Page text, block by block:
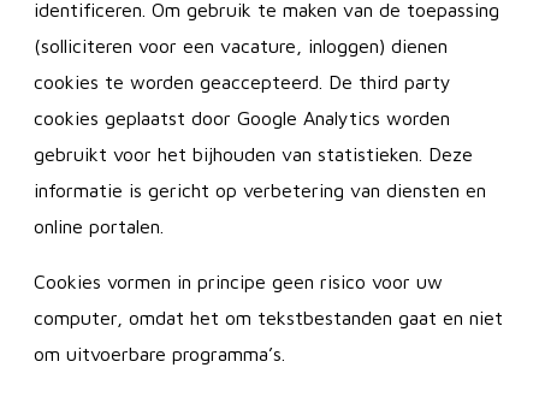
identificeren. Om gebruik te maken van de toepassing
(solliciteren voor een vacature, inloggen) dienen
cookies te worden geaccepteerd. De third party
cookies geplaatst door Google Analytics worden
gebruikt voor het bijhouden van statistieken. Deze
informatie is gericht op verbetering van diensten en
online portalen.
Cookies vormen in principe geen risico voor uw
computer, omdat het om tekstbestanden gaat en niet
om uitvoerbare programma’s.